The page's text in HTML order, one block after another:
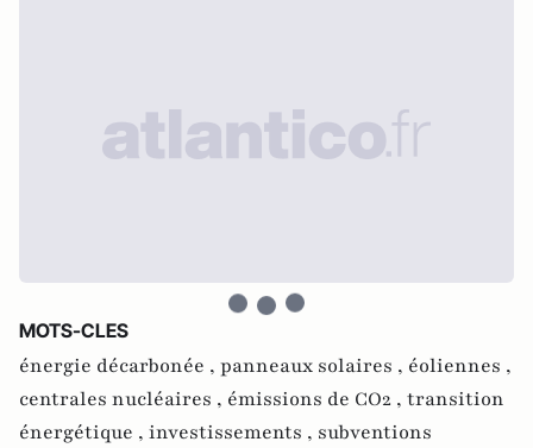
MOTS-CLES
énergie décarbonée , panneaux solaires , éoliennes ,
centrales nucléaires , émissions de CO2 , transition
énergétique , investissements , subventions